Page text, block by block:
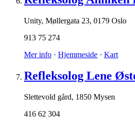
Unity, Møllergata 23, 0179 Oslo
913 75 274
Mer info · Hjemmeside · Kart
Refleksolog Lene
Slettevold gård, 1850 Mysen
416 62 304